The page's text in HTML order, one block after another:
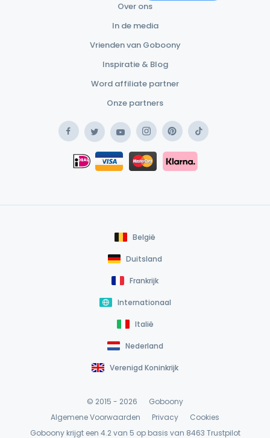
Over ons
In de media
Vrienden van Goboony
Inspiratie & Blog
Word affiliate partner
Onze partners
FacebookTwitterYouTubeInstagramPinterestTikTok
iDEAL
Safe Payment Card
Safe Payment Klarna
België
Duitsland
Frankrijk
Internationaal
Italië
Nederland
Verenigd Koninkrijk
© 2015 - 2026
Goboony
Algemene Voorwaarden
Privacy
Cookies
Goboony krijgt een 4.2 van 5 op basis van 8463 Trustpilot